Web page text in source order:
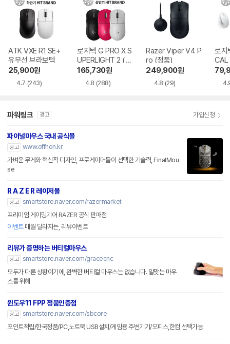
ATK VXE R1 SE+
유무선 브라보텍
25,900원
4.7 (243)
로지텍 G PRO X S
UPERLIGHT 2 (정
품)
165,730원
4.8 (288)
Razer Viper V4 P
ro (정품)
249,900원
4.8 (29)
로지
CAL
파워링크 광고 가입신청
파이널마우스 국내 공식몰
광고 www.offnon.kr
가벼운 무게와 혁신적 디자인, 프로게이머들이 선택한 기술력, FinalMou
se
R A Z E R 레이저몰
광고 smartstore.naver.com/razermarket
프리미엄 게이밍기어 RAZER 공식 판매점
이벤트매월 달라지는, 리뷰이벤트
리뷰가 증명하는 버티컬마우스
광고 smartstore.naver.com/gracecnc
모두가 다른 상황이기에, 완벽한 버티컬 마우스는 없습니다. 알맞는 마우
스를 위해
윈도우11 FPP 정품인증점
광고 smartstore.naver.com/sbcore
포인트적립/한국정품/PC,노트북 USB설치/게임용 주변기기/오피스,한컴 선택가능